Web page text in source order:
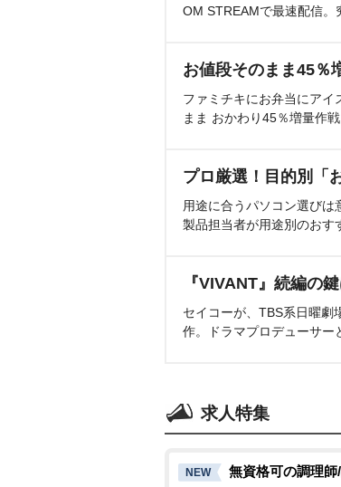
OM STREAMで最速配信。
お値段そのまま45％
ファミチキにお弁当にア
まま おかわり45％増量作
プロ厳選！目的別「
用途に合うパソコン選び
製品担当者が用途別のおす
『VIVANT』続編の
セイコーが、TBS系日曜劇
作。ドラマプロデューサー
求人特集
NEW 無資格可の調理